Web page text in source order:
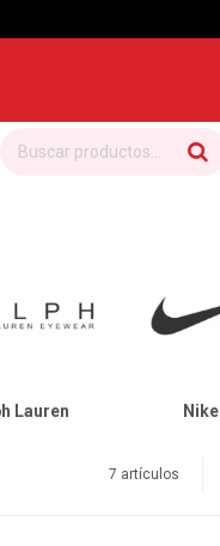
Lauren Nike
7 artículos